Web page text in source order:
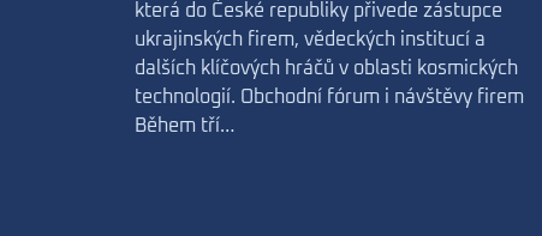
která do České republiky přivede zástupce
ukrajinských firem, vědeckých institucí a
dalších klíčových hráčů v oblasti kosmických
technologií. Obchodní fórum i návštěvy firem
Během tří…